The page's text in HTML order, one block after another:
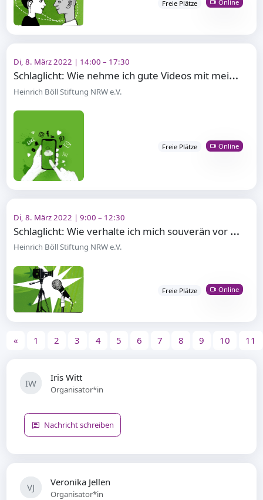
Freie Plätze Online
Di, 8. März 2022 | 14:00 – 17:30
S
chlaglicht: Wie nehme ich gute Videos mit meinem Smartphone auf?
Heinrich Böll Stiftung NRW e.V.
Freie Plätze Online
Di, 8. März 2022 | 9:00 – 12:30
S
chlaglicht: Wie verhalte ich mich souverän vor der Kamera?
Heinrich Böll Stiftung NRW e.V.
Freie Plätze Online
« 1 2 3 4 5 6 7 8 9 10 11
IW Iris Witt
Organisator*in
Nachricht schreiben
VJ Veronika Jellen
Organisator*in